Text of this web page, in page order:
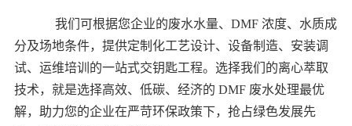
我们可根据您企业的废水水量、DMF 浓度、水质成
分及场地条件，提供定制化工艺设计、设备制造、安装调
试、运维培训的一站式交钥匙工程。选择我们的离心萃取
技术，就是选择高效、低碳、经济的 DMF 废水处理最优
解，助力您的企业在严苛环保政策下，抢占绿色发展先